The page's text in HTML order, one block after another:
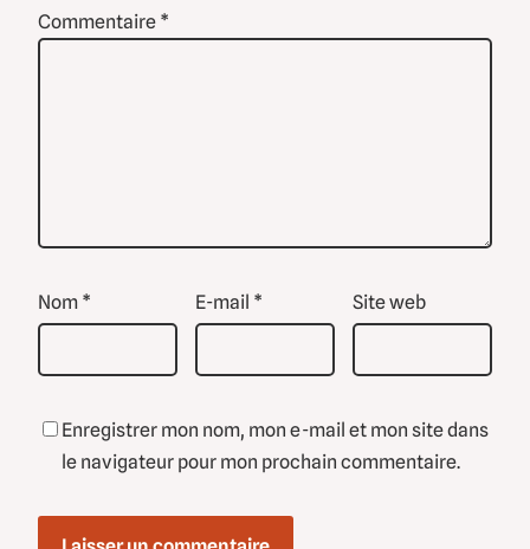
Commentaire *
Nom * E-mail * Site web
Enregistrer mon nom, mon e-mail et mon site dans
le navigateur pour mon prochain commentaire.